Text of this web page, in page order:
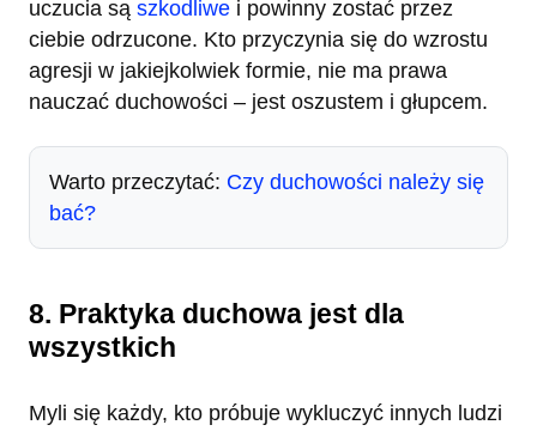
uczucia są szkodliwe i powinny zostać przez
ciebie odrzucone. Kto przyczynia się do wzrostu
agresji w jakiejkolwiek formie, nie ma prawa
nauczać duchowości – jest oszustem i głupcem.
Warto przeczytać: Czy duchowości należy się
bać?
8. Praktyka duchowa jest dla
wszystkich
Myli się każdy, kto próbuje wykluczyć innych ludzi